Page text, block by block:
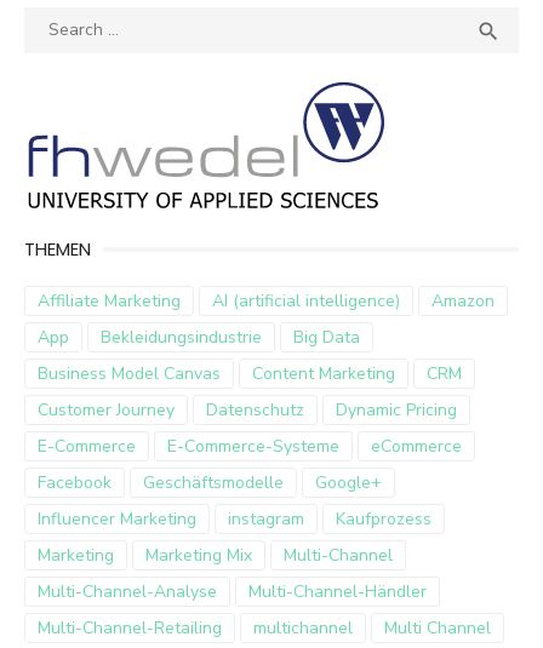
Search

THEMEN
Affiliate Marketing AI (artificial intelligence)
Amazon
App
Bekleidungsindustrie
Big Data
Business Model Canvas
Content Marketing
CRM
Customer Journey
Datenschutz
Dynamic Pricing
E-Commerce
E-Commerce-Systeme
eCommerce
Facebook
Geschäftsmodelle
Google+
Influencer Marketing
instagram
Kaufprozess
Marketing
Marketing Mix
Multi-Channel
Multi-Channel-Analyse
Multi-Channel-Händler
Multi-Channel-Retailing
multichannel
Multi Channel